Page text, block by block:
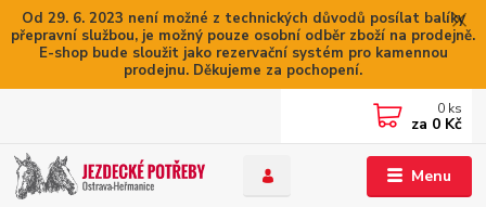
Od 29. 6. 2023 není možné z technických důvodů posílat balíky
přepravní službou, je možný pouze osobní odběr zboží na prodejně.
E-shop bude sloužit jako rezervační systém pro kamennou
prodejnu. Děkujeme za pochopení.
Menu
0 ks
za 0 Kč